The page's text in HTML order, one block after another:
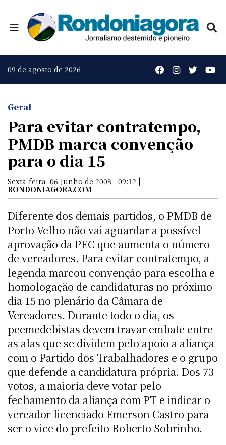
09 de agosto de 2026
Geral
Para evitar contratempo,
PMDB marca convenção
para o dia 15
Sexta-feira, 06 Junho de 2008 - 09:12 |
RONDONIAGORA.COM
Diferente dos demais partidos, o PMDB de
Porto Velho não vai aguardar a possível
aprovação da PEC que aumenta o número
de vereadores. Para evitar contratempo, a
legenda marcou convenção para escolha e
homologação de candidaturas no próximo
dia 15 no plenário da Câmara de
Vereadores. Durante todo o dia, os
peemedebistas devem travar embate entre
as alas que se dividem pelo apoio a aliança
com o Partido dos Trabalhadores e o grupo
que defende a candidatura própria. Dos 73
votos, a maioria deve votar pelo
fechamento da aliança com PT e indicar o
vereador licenciado Emerson Castro para
ser o vice do prefeito Roberto Sobrinho.